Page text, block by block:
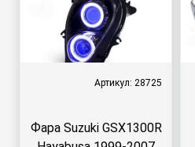
Артикул: 28725
Фара Suzuki GSX1300R